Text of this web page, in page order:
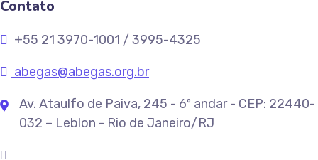
Contato
+55 21 3970-1001 / 3995-4325
abegas@abegas.org.br
Av. Ataulfo de Paiva, 245 - 6º andar - CEP: 22440-
032 – Leblon - Rio de Janeiro/RJ